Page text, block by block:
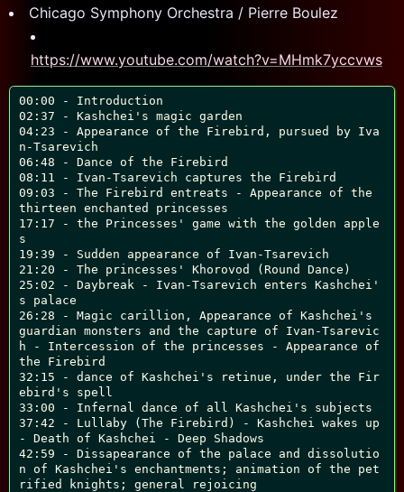
Chicago Symphony Orchestra / Pierre Boulez
https://www.youtube.com/watch?v=MHmk7yccvws
00:00 - Introduction
02:37 - Kashchei's magic garden
04:23 - Appearance of the Firebird, pursued by Iva
n-Tsarevich
06:48 - Dance of the Firebird
08:11 - Ivan-Tsarevich captures the Firebird
09:03 - The Firebird entreats - Appearance of the
thirteen enchanted princesses
17:17 - the Princesses' game with the golden apple
s
19:39 - Sudden appearance of Ivan-Tsarevich
21:20 - The princesses' Khorovod (Round Dance)
25:02 - Daybreak - Ivan-Tsarevich enters Kashchei'
s palace
26:28 - Magic carillion, Appearance of Kashchei's
guardian monsters and the capture of Ivan-Tsarevic
h - Intercession of the princesses - Appearance of
the Firebird
32:15 - dance of Kashchei's retinue, under the Fir
ebird's spell
33:00 - Infernal dance of all Kashchei's subjects
37:42 - Lullaby (The Firebird) - Kashchei wakes up
- Death of Kashchei - Deep Shadows
42:59 - Dissapearance of the palace and dissolutio
n of Kashchei's enchantments; animation of the pet
rified knights; general rejoicing